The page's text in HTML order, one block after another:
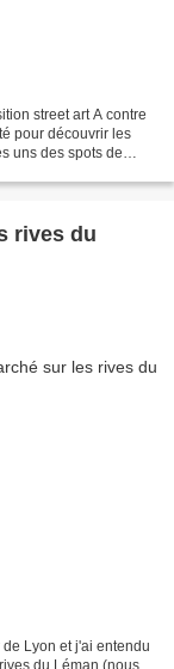
street art A contre
pour découvrir les
uns des spots de
rives du
Lyon et j'ai entendu
du Léman (nous